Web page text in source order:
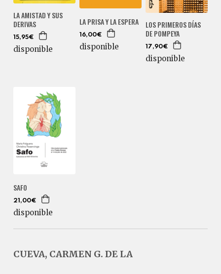
LA AMISTAD Y SUS
DERIVAS
15,95€
disponible
LA PRISA Y LA ESPERA
16,00€
disponible
LOS PRIMEROS DÍAS
DE POMPEYA
17,90€
disponible
SAFO
21,00€
disponible
CUEVA, CARMEN G. DE LA